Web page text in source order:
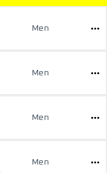
Men
Men
Men
Men